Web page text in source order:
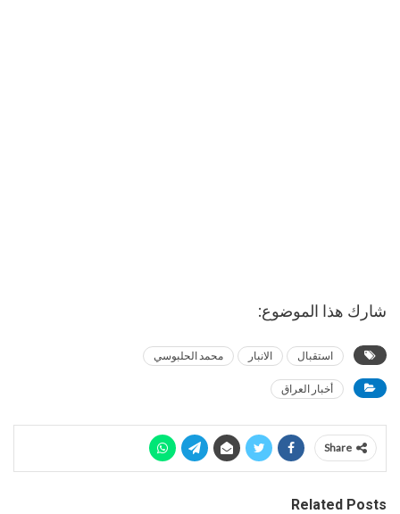
شارك هذا الموضوع:
استقبال الانبار محمد الحلبوسي
أخبار العراق
Share
Related Posts